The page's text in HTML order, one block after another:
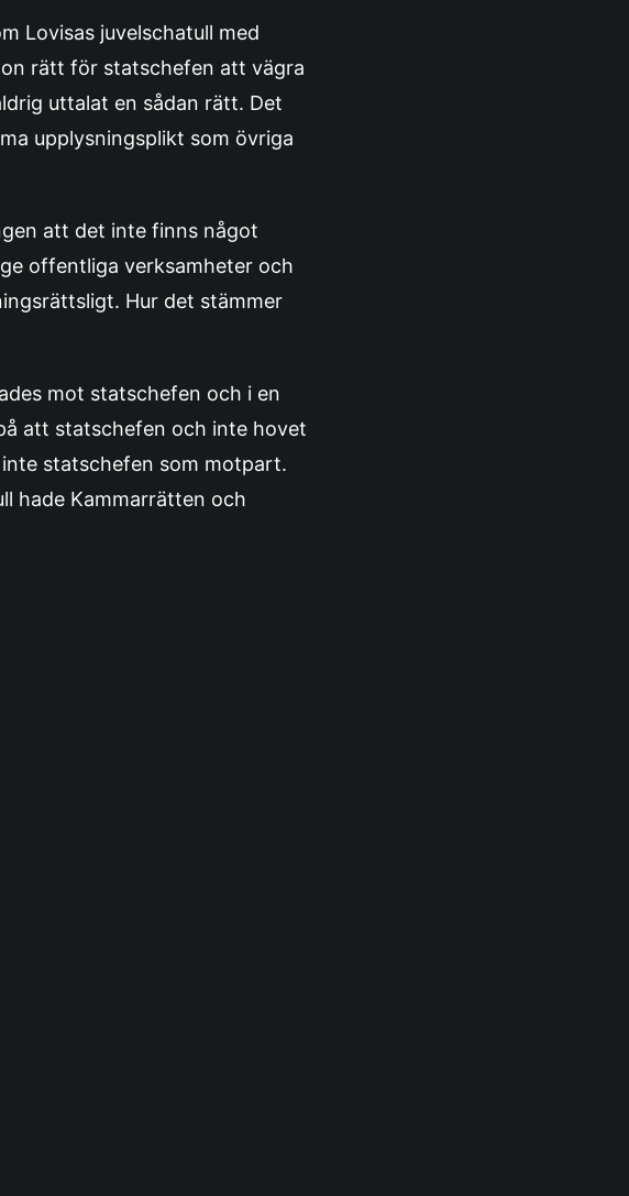
Lovisas juvelschatull med
rätt för statschefen att vägra
uttalat en sådan rätt. Det
upplysningsplikt som övriga
att det inte finns något
offentliga verksamheter och
Hur det stämmer
mot statschefen och i en
att statschefen och inte hovet
statschefen som motpart.
hade Kammarrätten och